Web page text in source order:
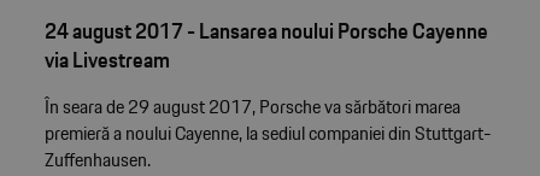
24 august 2017 - Lansarea noului Porsche Cayenne
via Livestream
În seara de 29 august 2017, Porsche va sărbători marea
premieră a noului Cayenne, la sediul companiei din Stuttgart-
Zuffenhausen.